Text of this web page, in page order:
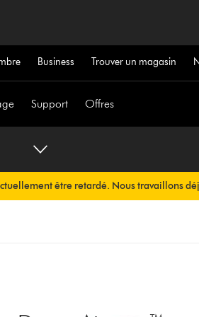
Business Trouver un magasin
Support Offres
être retardé. Nous travaillons
dans les plus brefs délais.